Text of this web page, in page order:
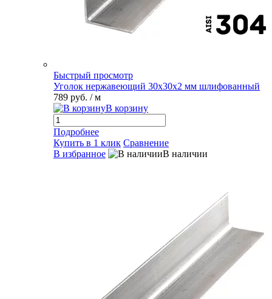
Быстрый просмотр
Уголок нержавеющий 30х30х2 мм шлифованный
789 руб. / м
В корзину
Подробнее
Купить в 1 клик Сравнение
В избранное
В наличии